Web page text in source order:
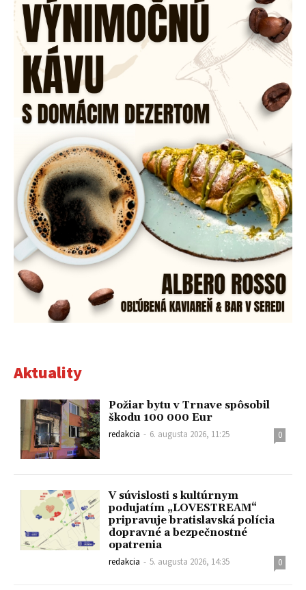
Aktuality
Požiar bytu v Trnave spôsobil
škodu 100 000 Eur
redakcia - 6. augusta 2026, 11:25 0
V súvislosti s kultúrnym
podujatím „LOVESTREAM“
pripravuje bratislavská polícia
dopravné a bezpečnostné
opatrenia
redakcia - 5. augusta 2026, 14:35 0